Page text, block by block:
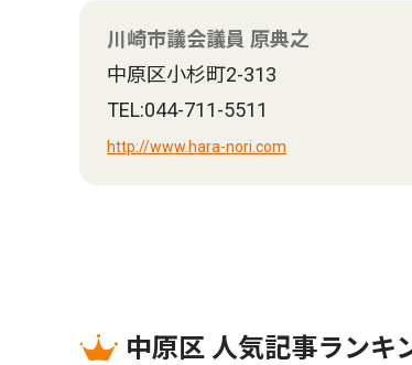
川崎市議会議員 原典之
中原区小杉町2-313
TEL:044-711-5511
http://www.hara-nori.com
中原区 人気記事ランキ